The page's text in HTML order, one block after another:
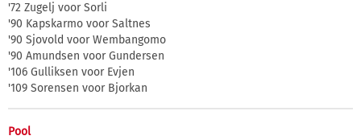
'72 Zugelj voor Sorli
'90 Kapskarmo voor Saltnes
'90 Sjovold voor Wembangomo
'90 Amundsen voor Gundersen
'106 Gulliksen voor Evjen
'109 Sorensen voor Bjorkan
Pool